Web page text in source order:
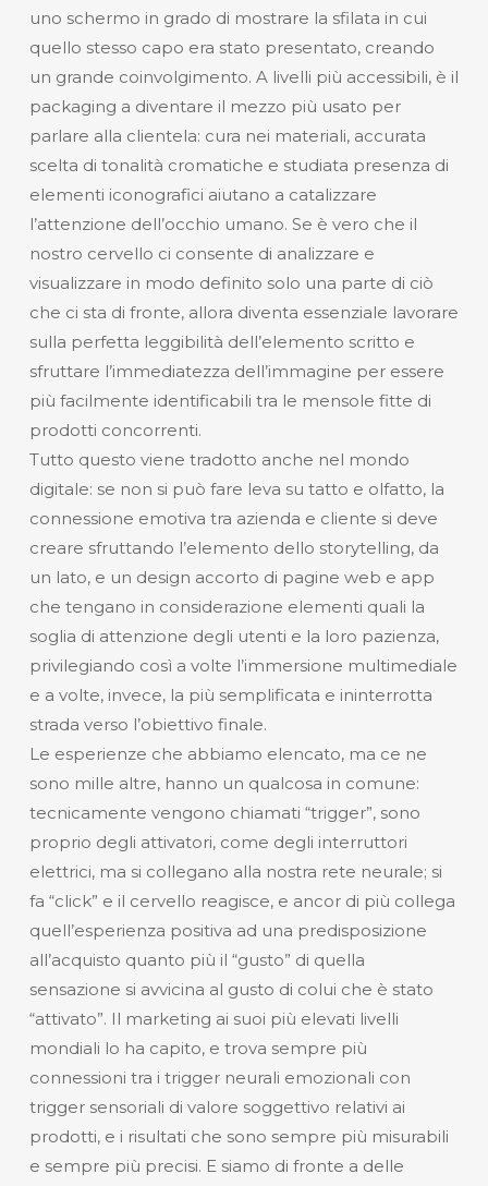
uno schermo in grado di mostrare la sfilata in cui
quello stesso capo era stato presentato, creando
un grande coinvolgimento. A livelli più accessibili, è il
packaging a diventare il mezzo più usato per
parlare alla clientela: cura nei materiali, accurata
scelta di tonalità cromatiche e studiata presenza di
elementi iconografici aiutano a catalizzare
l’attenzione dell’occhio umano. Se è vero che il
nostro cervello ci consente di analizzare e
visualizzare in modo definito solo una parte di ciò
che ci sta di fronte, allora diventa essenziale lavorare
sulla perfetta leggibilità dell’elemento scritto e
sfruttare l’immediatezza dell’immagine per essere
più facilmente identificabili tra le mensole fitte di
prodotti concorrenti.
Tutto questo viene tradotto anche nel mondo
digitale: se non si può fare leva su tatto e olfatto, la
connessione emotiva tra azienda e cliente si deve
creare sfruttando l’elemento dello storytelling, da
un lato, e un design accorto di pagine web e app
che tengano in considerazione elementi quali la
soglia di attenzione degli utenti e la loro pazienza,
privilegiando così a volte l’immersione multimediale
e a volte, invece, la più semplificata e ininterrotta
strada verso l’obiettivo finale.
Le esperienze che abbiamo elencato, ma ce ne
sono mille altre, hanno un qualcosa in comune:
tecnicamente vengono chiamati “trigger”, sono
proprio degli attivatori, come degli interruttori
elettrici, ma si collegano alla nostra rete neurale; si
fa “click” e il cervello reagisce, e ancor di più collega
quell’esperienza positiva ad una predisposizione
all’acquisto quanto più il “gusto” di quella
sensazione si avvicina al gusto di colui che è stato
“attivato”. Il marketing ai suoi più elevati livelli
mondiali lo ha capito, e trova sempre più
connessioni tra i trigger neurali emozionali con
trigger sensoriali di valore soggettivo relativi ai
prodotti, e i risultati che sono sempre più misurabili
e sempre più precisi. E siamo di fronte a delle